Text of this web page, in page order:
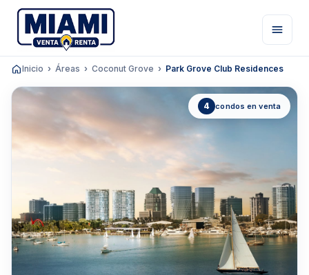
Inicio Áreas Coconut Grove Park Grove Club Residences
4 condos en venta